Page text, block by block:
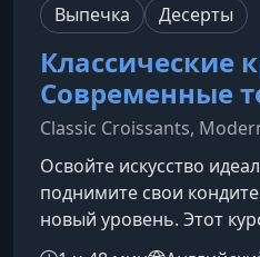
Выпечка
Десерты
Классические
Современные
Classic Croissants,
Освойте искусство
поднимите свои
новый уровень. Этот
классические, так и